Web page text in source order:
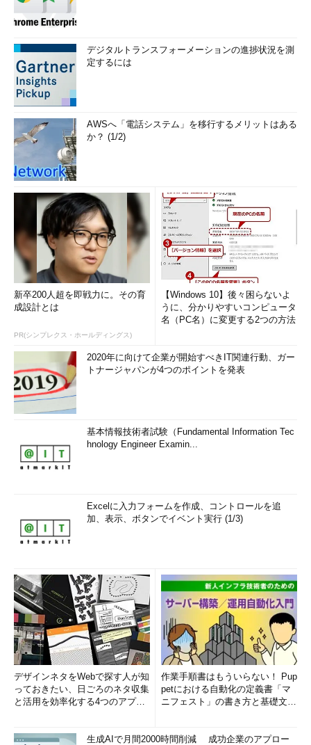
デジタルトランスフォーメーションの進捗状況を測
定するには
AWSへ「電話システム」を移行するメリットはある
か？ (1/2)
新卒200人超を即戦力に。その育
成設計とは
PR(シンプレクス・ホールディングス)
【Windows 10】後々困らないよ
うに、分かりやすいコンピュータ
名（PC名）に変更する2つの方法
2020年に向けて企業が開始すべきIT関連行動、ガー
トナージャパンが4つのポイントを発表
基本情報技術者試験（Fundamental Information Tec
hnology Engineer Examin...
Excelに入力フォームを作成、コントロールを追
加、表示、ボタンでイベント実行 (1/3)
デザインネタをWebで探す人が知
っておきたい、日ごろのネタ収集
と活用を効率化する4つのアプリ
作業手順書はもういらない！ Pup
petにおける自動化の定義書「マ
ニフェスト」の書き方と基礎文法
生成AIで月間2000時間削減 成功企業のアプロー